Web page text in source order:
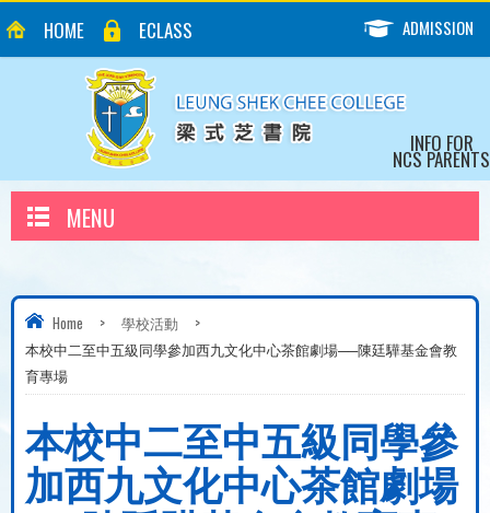
HOME ECLASS ADMISSION
INFO FOR
NCS PARENTS
MENU
Home > 學校活動
>
本校中二至中五級同學參加西九文化中心茶館劇場──陳廷驊基金會教
育專場
本校中二至中五級同學參
加西九文化中心茶館劇場